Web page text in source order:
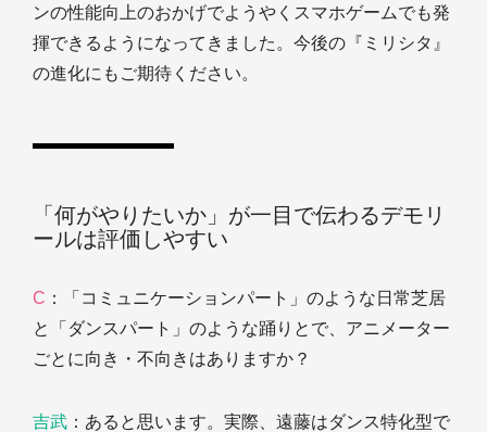
ンの性能向上のおかげでようやくスマホゲームでも発
揮できるようになってきました。今後の『ミリシタ』
の進化にもご期待ください。
「何がやりたいか」が一目で伝わるデモリ
ールは評価しやすい
C ：「コミュニケーションパート」のような日常芝居
と「ダンスパート」のような踊りとで、アニメーター
ごとに向き・不向きはありますか？
吉武 ：あると思います。実際、遠藤はダンス特化型で